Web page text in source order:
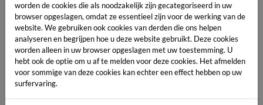
Artikelcode:
LENGTE:*
MAAT:*
worden de cookies die als noodzakelijk zijn gecategoriseerd in uw
browser opgeslagen, omdat ze essentieel zijn voor de werking van de
website. We gebruiken ook cookies van derden die ons helpen
analyseren en begrijpen hoe u deze website gebruikt. Deze cookies
worden alleen in uw browser opgeslagen met uw toestemming. U
hebt ook de optie om u af te melden voor deze cookies. Het afmelden
voor sommige van deze cookies kan echter een effect hebben op uw
surfervaring.